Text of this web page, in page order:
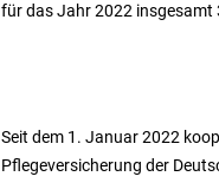
für das Jahr 2022 insgesamt
Seit dem 1. Januar 2022
Pflegeversicherung der